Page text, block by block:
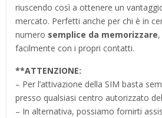
riuscendo così a ottenere un
mercato. Perfetti anche per chi è in
numero semplice da memorizzare
facilmente con i propri contatti.
**ATTENZIONE:
– Per l’attivazione della SIM basta
presso qualsiasi centro autorizzato
– In alternativa, possiamo fornirti